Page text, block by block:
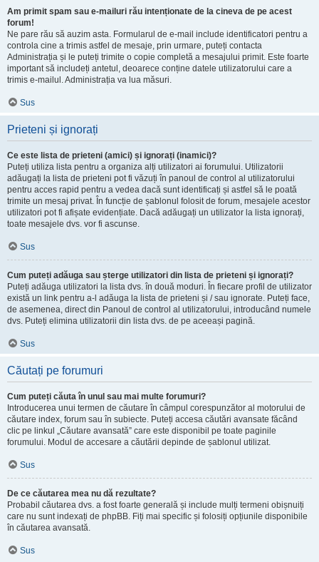
Am primit spam sau e-mailuri rău intenționate de la cineva de pe acest
forum!
Ne pare rău să auzim asta. Formularul de e-mail include identificatori pentru a
controla cine a trimis astfel de mesaje, prin urmare, puteți contacta
Administrația și le puteți trimite o copie completă a mesajului primit. Este foarte
important să includeți antetul, deoarece conține datele utilizatorului care a
trimis e-mailul. Administrația va lua măsuri.
Sus
Prieteni și ignorați
Ce este lista de prieteni (amici) și ignorați (inamici)?
Puteți utiliza lista pentru a organiza alți utilizatori ai forumului. Utilizatorii
adăugați la lista de prieteni pot fi văzuți în panoul de control al utilizatorului
pentru acces rapid pentru a vedea dacă sunt identificați și astfel să le poată
trimite un mesaj privat. În funcție de șablonul folosit de forum, mesajele acestor
utilizatori pot fi afișate evidențiate. Dacă adăugați un utilizator la lista ignorați,
toate mesajele dvs. vor fi ascunse.
Sus
Cum puteți adăuga sau șterge utilizatori din lista de prieteni și ignorați?
Puteți adăuga utilizatori la lista dvs. în două moduri. În fiecare profil de utilizator
există un link pentru a-l adăuga la lista de prieteni și / sau ignorate. Puteți face,
de asemenea, direct din Panoul de control al utilizatorului, introducând numele
dvs. Puteți elimina utilizatorii din lista dvs. de pe aceeași pagină.
Sus
Căutați pe forumuri
Cum puteți căuta în unul sau mai multe forumuri?
Introducerea unui termen de căutare în câmpul corespunzător al motorului de
căutare index, forum sau în subiecte. Puteți accesa căutări avansate făcând
clic pe linkul „Căutare avansată” care este disponibil pe toate paginile
forumului. Modul de accesare a căutării depinde de șablonul utilizat.
Sus
De ce căutarea mea nu dă rezultate?
Probabil căutarea dvs. a fost foarte generală și include mulți termeni obișnuiți
care nu sunt indexați de phpBB. Fiți mai specific și folosiți opțiunile disponibile
în căutarea avansată.
Sus